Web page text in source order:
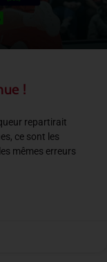
!
repartirait
ce sont les
mêmes erreurs